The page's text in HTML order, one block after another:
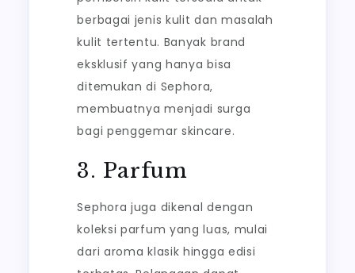
berbagai jenis kulit dan masalah
kulit tertentu. Banyak brand
eksklusif yang hanya bisa
ditemukan di Sephora,
membuatnya menjadi surga
bagi penggemar skincare.
3. Parfum
Sephora juga dikenal dengan
koleksi parfum yang luas, mulai
dari aroma klasik hingga edisi